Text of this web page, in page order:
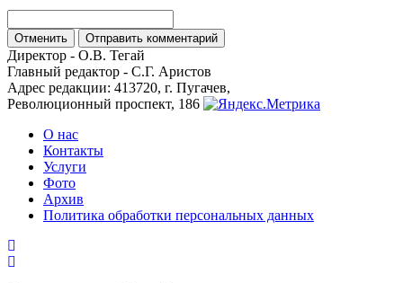
Отменить Отправить комментарий
Директор - О.В. Тегай
Главный редактор - С.Г. Аристов
Адрес редакции: 413720, г. Пугачев,
Революционный проспект, 186
О нас
Контакты
Услуги
Фото
Архив
Политика обработки персональных данных